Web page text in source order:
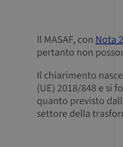
Il MASAF, conNota
pertanto non
Il chiarimento
(UE) 2018/848 e si
quanto previsto
settore della